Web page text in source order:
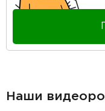
Наши